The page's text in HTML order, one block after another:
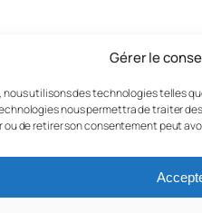
Gérer le
nous utilisons des technologies telles
nous permettra de traiter
ou de retirer son consentement peut